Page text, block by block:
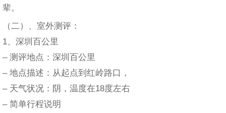
辈。
（二）、室外测评：
1、深圳百公里
– 测评地点：深圳百公里
– 地点描述：从起点到红岭路口，
– 天气状况：阴，温度在18度左右
– 简单行程说明